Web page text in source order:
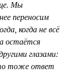
Мы
переносим
когда не всё
остаётся
глазами:
тоже ответ